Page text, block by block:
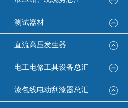
测试器材
直流高压发生器
电工电修工具设备总汇
漆包线电动刮漆器总汇